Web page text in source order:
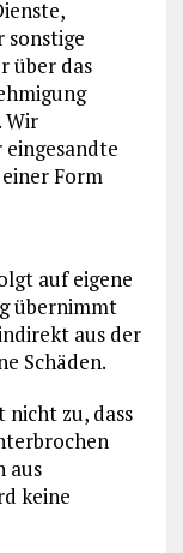
sonstige
über das
Wir
Form
auf eigene
übernimmt
aus der
Schäden.
nicht zu, dass
aus
keine